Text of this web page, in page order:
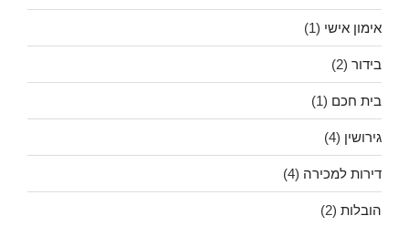
אימון אישי (1)
בידור (2)
בית חכם (1)
גירושין (4)
דירות למכירה (4)
הובלות (2)